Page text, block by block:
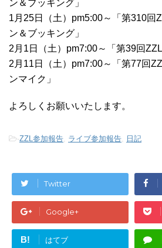
ン＆ブッキング」
1月25日（土）pm5:00～「第310回
ン＆ブッキング」
2月1日（土）pm7:00～「第39回ZZL
2月11日（土）pm7:00～「第77回
ンマイク」
よろしくお願いいたします。
-ZZL参加報告 ライブ参加報告 日記
Twitter
Google+
B! はてブ